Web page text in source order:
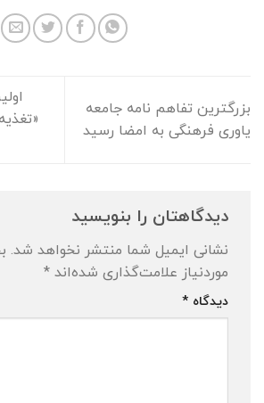
بزرگترین تفاهم نامه جامعه
یاوری فرهنگی به امضا رسید
دیدگاهتان را بنویسید
نشانی ایمیل شما منتشر نخواهد شد.
موردنیاز علامت‌گذاری شده‌اند *
دیدگاه *